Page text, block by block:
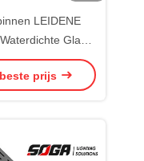
LEIDENE
Glans
Hoge Mast Pool
aan
prijs